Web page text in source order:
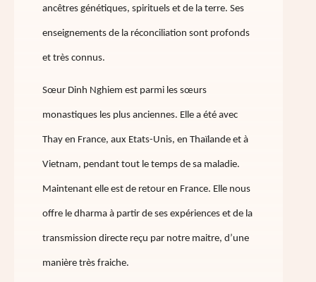
ancêtres génétiques, spirituels et de la terre. Ses
enseignements de la réconciliation sont profonds
et très connus.
Sœur Dinh Nghiem est parmi les sœurs
monastiques les plus anciennes. Elle a été avec
Thay en France, aux Etats-Unis, en Thaïlande et à
Vietnam, pendant tout le temps de sa maladie.
Maintenant elle est de retour en France. Elle nous
offre le dharma à partir de ses expériences et de la
transmission directe reçu par notre maitre, d’une
manière très fraiche.